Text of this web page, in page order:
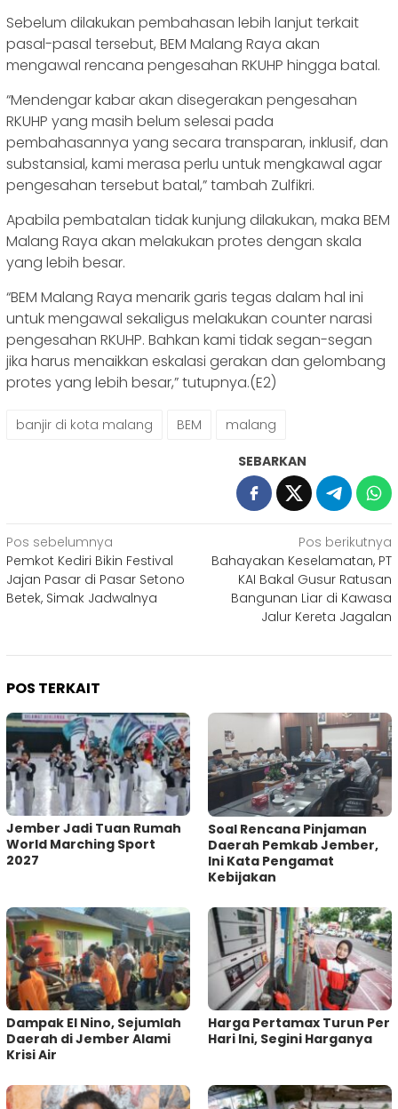
Sebelum dilakukan pembahasan lebih lanjut terkait
pasal-pasal tersebut, BEM Malang Raya akan
mengawal rencana pengesahan RKUHP hingga batal.
“Mendengar kabar akan disegerakan pengesahan
RKUHP yang masih belum selesai pada
pembahasannya yang secara transparan, inklusif, dan
substansial, kami merasa perlu untuk mengkawal agar
pengesahan tersebut batal,” tambah Zulfikri.
Apabila pembatalan tidak kunjung dilakukan, maka BEM
Malang Raya akan melakukan protes dengan skala
yang lebih besar.
“BEM Malang Raya menarik garis tegas dalam hal ini
untuk mengawal sekaligus melakukan counter narasi
pengesahan RKUHP. Bahkan kami tidak segan-segan
jika harus menaikkan eskalasi gerakan dan gelombang
protes yang lebih besar,” tutupnya.(E2)
banjir di kota malang BEM malang
SEBARKAN
Navigasi
pos
Pos sebelumnya
Pemkot Kediri Bikin Festival
Jajan Pasar di Pasar Setono
Betek, Simak Jadwalnya
Pos berikutnya
Bahayakan Keselamatan, PT
KAI Bakal Gusur Ratusan
Bangunan Liar di Kawasa
Jalur Kereta Jagalan
POS TERKAIT
Jember Jadi Tuan Rumah
World Marching Sport
2027
‎Soal Rencana Pinjaman
Daerah Pemkab Jember,
Ini Kata Pengamat
Kebijakan ‎
Dampak El Nino, Sejumlah
Daerah di Jember Alami
Krisi Air
Harga Pertamax Turun Per
Hari Ini, Segini Harganya